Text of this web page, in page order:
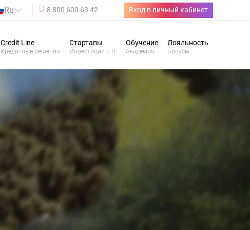
Ru 8 800 600 63 42 Вход в личный кабинет
Credit Line
Кредитные решения
Стартапы
Инвестиции в IT
Обучение
Академия
Лояльность
Бонусы